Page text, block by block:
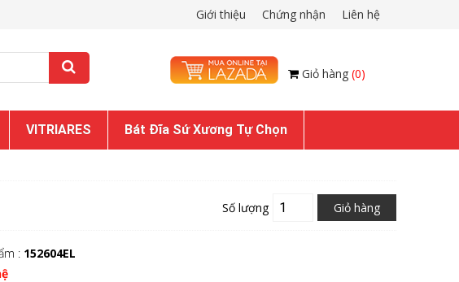
Liên hệ
Chứng nhận
Giới thiệu
Giỏ hàng (0)
VITRIARES Bát Đĩa Sứ Xương Tự Chọn
Số lượng Giỏ hàng
: 152604EL